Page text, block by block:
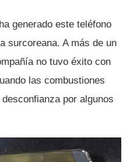
generado este teléfono
surcoreana. A más de un
no tuvo éxito con
las combustiones
por algunos